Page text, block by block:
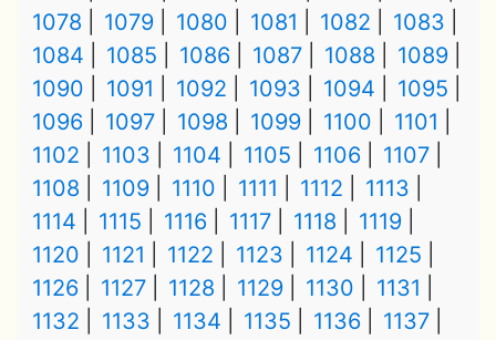
1078
1079 1080 1081 1082
1083
1084
1085 1086 1087 1088
1089
1090
1091 1092 1093 1094
1095
1096
1097 1098 1099 1100
1101
1102
1103 1104 1105 1106
1107
1108
1109 1110 1111 1112
1113
1114
1115 1116 1117 1118
1119
1120
1121 1122 1123 1124
1125
1126
1127 1128 1129 1130
1131
1132
1133 1134 1135 1136
1137